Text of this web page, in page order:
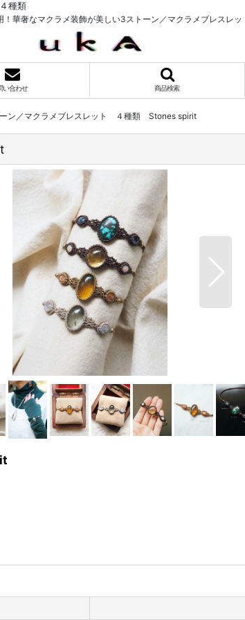
種類
！華奢なマクラメ装飾が美しい3ストーン／マクラメブレスレッ
い合わせ 商品検索
ーン／マクラメブレスレット ４種類 Stones spirit